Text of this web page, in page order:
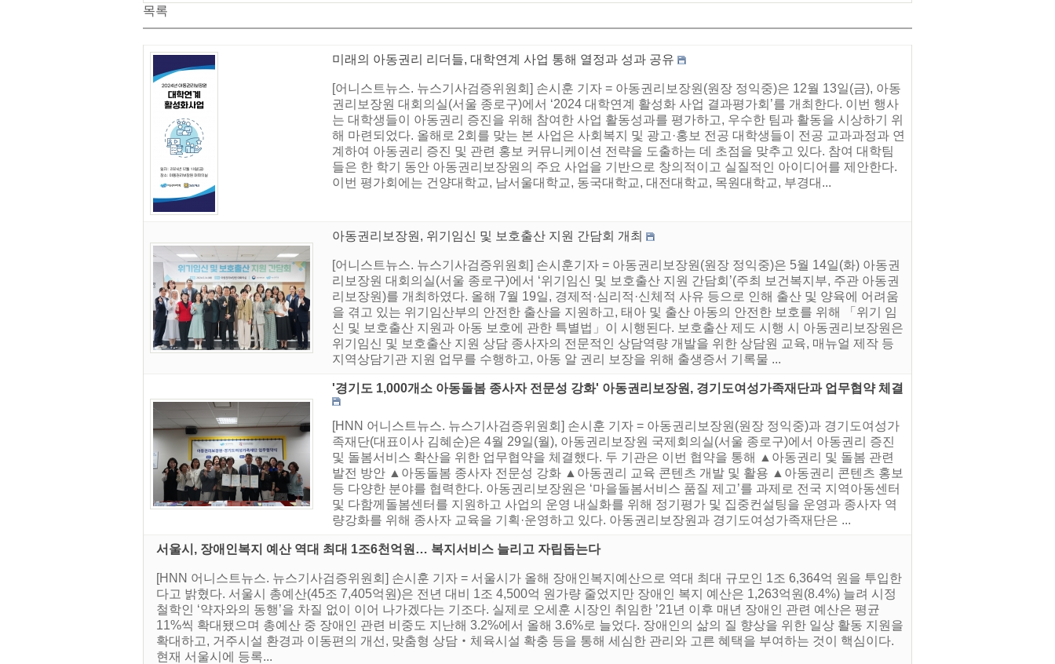
목록
미래의 아동권리 리더들, 대학연계 사업 통해 열정과 성과 공유
[어니스트뉴스. 뉴스기사검증위원회] 손시훈 기자 = 아동권리보장원(원장 정익중)은 12월 13일(금), 아동
권리보장원 대회의실(서울 종로구)에서 ‘2024 대학연계 활성화 사업 결과평가회’를 개최한다. 이번 행사
는 대학생들이 아동권리 증진을 위해 참여한 사업 활동성과를 평가하고, 우수한 팀과 활동을 시상하기 위
해 마련되었다. 올해로 2회를 맞는 본 사업은 사회복지 및 광고·홍보 전공 대학생들이 전공 교과과정과 연
계하여 아동권리 증진 및 관련 홍보 커뮤니케이션 전략을 도출하는 데 초점을 맞추고 있다. 참여 대학팀
들은 한 학기 동안 아동권리보장원의 주요 사업을 기반으로 창의적이고 실질적인 아이디어를 제안한다.
이번 평가회에는 건양대학교, 남서울대학교, 동국대학교, 대전대학교, 목원대학교, 부경대...
아동권리보장원, 위기임신 및 보호출산 지원 간담회 개최
[어니스트뉴스. 뉴스기사검증위원회] 손시훈기자 = 아동권리보장원(원장 정익중)은 5월 14일(화) 아동권
리보장원 대회의실(서울 종로구)에서 ‘위기임신 및 보호출산 지원 간담회’(주최 보건복지부, 주관 아동권
리보장원)를 개최하였다. 올해 7월 19일, 경제적·심리적·신체적 사유 등으로 인해 출산 및 양육에 어려움
을 겪고 있는 위기임산부의 안전한 출산을 지원하고, 태아 및 출산 아동의 안전한 보호를 위해 「위기 임
신 및 보호출산 지원과 아동 보호에 관한 특별법」이 시행된다. 보호출산 제도 시행 시 아동권리보장원은
위기임신 및 보호출산 지원 상담 종사자의 전문적인 상담역량 개발을 위한 상담원 교육, 매뉴얼 제작 등
지역상담기관 지원 업무를 수행하고, 아동 알 권리 보장을 위해 출생증서 기록물 ...
'경기도 1,000개소 아동돌봄 종사자 전문성 강화' 아동권리보장원, 경기도여성가족재단과 업무협약 체결
[HNN 어니스트뉴스. 뉴스기사검증위원회] 손시훈 기자 = 아동권리보장원(원장 정익중)과 경기도여성가
족재단(대표이사 김혜순)은 4월 29일(월), 아동권리보장원 국제회의실(서울 종로구)에서 아동권리 증진
및 돌봄서비스 확산을 위한 업무협약을 체결했다. 두 기관은 이번 협약을 통해 ▲아동권리 및 돌봄 관련
발전 방안 ▲아동돌봄 종사자 전문성 강화 ▲아동권리 교육 콘텐츠 개발 및 활용 ▲아동권리 콘텐츠 홍보
등 다양한 분야를 협력한다. 아동권리보장원은 ‘마을돌봄서비스 품질 제고’를 과제로 전국 지역아동센터
및 다함께돌봄센터를 지원하고 사업의 운영 내실화를 위해 정기평가 및 집중컨설팅을 운영과 종사자 역
량강화를 위해 종사자 교육을 기획·운영하고 있다. 아동권리보장원과 경기도여성가족재단은 ...
서울시, 장애인복지 예산 역대 최대 1조6천억원… 복지서비스 늘리고 자립돕는다
[HNN 어니스트뉴스. 뉴스기사검증위원회] 손시훈 기자 = 서울시가 올해 장애인복지예산으로 역대 최대 규모인 1조 6,364억 원을 투입한
다고 밝혔다. 서울시 총예산(45조 7,405억원)은 전년 대비 1조 4,500억 원가량 줄었지만 장애인 복지 예산은 1,263억원(8.4%) 늘려 시정
철학인 ‘약자와의 동행’을 차질 없이 이어 나가겠다는 기조다. 실제로 오세훈 시장인 취임한 ’21년 이후 매년 장애인 관련 예산은 평균
11%씩 확대됐으며 총예산 중 장애인 관련 비중도 지난해 3.2%에서 올해 3.6%로 늘었다. 장애인의 삶의 질 향상을 위한 일상 활동 지원을
확대하고, 거주시설 환경과 이동편의 개선, 맞춤형 상담‧체육시설 확충 등을 통해 세심한 관리와 고른 혜택을 부여하는 것이 핵심이다.
현재 서울시에 등록...